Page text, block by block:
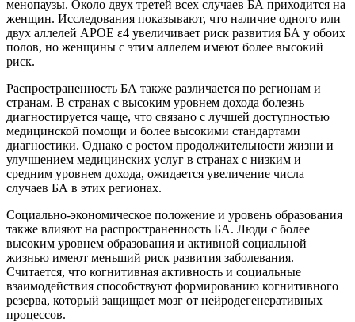
менопаузы. Около двух третей всех случаев БА приходится на
женщин. Исследования показывают, что наличие одного или
двух аллелей APOE ε4 увеличивает риск развития БА у обоих
полов, но женщины с этим аллелем имеют более высокий
риск.
Распространенность БА также различается по регионам и
странам. В странах с высоким уровнем дохода болезнь
диагностируется чаще, что связано с лучшей доступностью
медицинской помощи и более высокими стандартами
диагностики. Однако с ростом продолжительности жизни и
улучшением медицинских услуг в странах с низким и
средним уровнем дохода, ожидается увеличение числа
случаев БА в этих регионах.
Социально-экономическое положение и уровень образования
также влияют на распространенность БА. Люди с более
высоким уровнем образования и активной социальной
жизнью имеют меньший риск развития заболевания.
Считается, что когнитивная активность и социальные
взаимодействия способствуют формированию когнитивного
резерва, который защищает мозг от нейродегенеративных
процессов.